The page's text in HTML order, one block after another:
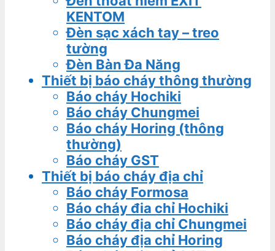
KENTOM
Đèn sạc xách tay – treo
tường
Đèn Bàn Đa Năng
Thiết bị báo cháy thông thường
Báo cháy Hochiki
Báo cháy Chungmei
Báo cháy Horing (thông
thường)
Báo cháy GST
Thiết bị báo cháy địa chỉ
Báo cháy Formosa
Báo cháy đia chỉ Hochiki
Báo cháy địa chỉ Chungmei
Báo cháy địa chỉ Horing